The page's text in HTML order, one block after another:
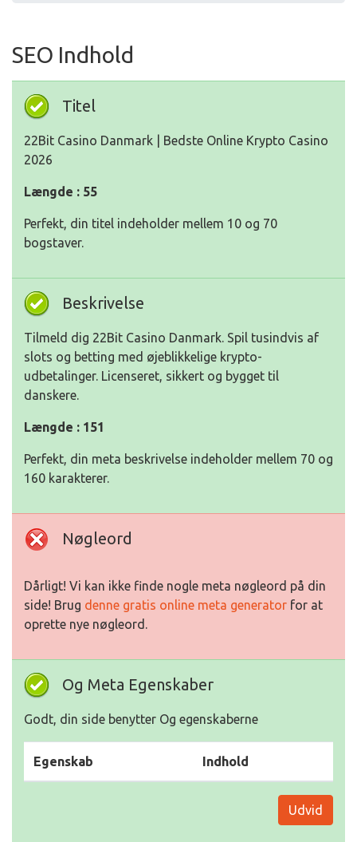
SEO Indhold
Titel
22Bit Casino Danmark | Bedste Online Krypto Casino
2026
Længde : 55
Perfekt, din titel indeholder mellem 10 og 70
bogstaver.
Beskrivelse
Tilmeld dig 22Bit Casino Danmark. Spil tusindvis af
slots og betting med øjeblikkelige krypto-
udbetalinger. Licenseret, sikkert og bygget til
danskere.
Længde : 151
Perfekt, din meta beskrivelse indeholder mellem 70 og
160 karakterer.
Nøgleord
Dårligt! Vi kan ikke finde nogle meta nøgleord på din
side! Brug denne gratis online meta generator for at
oprette nye nøgleord.
Og Meta Egenskaber
Godt, din side benytter Og egenskaberne
Egenskab Indhold
Udvid